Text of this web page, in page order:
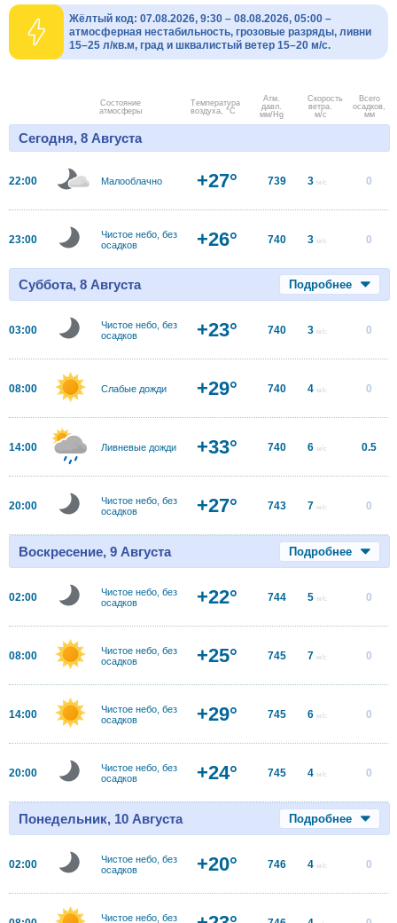
Жёлтый код: 07.08.2026, 9:30 – 08.08.2026, 05:00 –
атмосферная нестабильность, грозовые разряды, ливни
15–25 л/кв.м, град и шквалистый ветер 15–20 м/с.
Состояние
атмосферы
Температура
воздуха, °C
Атм.
давл.
мм/Hg
Скорость
ветра.
м/с
Всего
осадков,
мм
Сегодня, 8 Августа
22:00 Малооблачно +27° 739 3 м/с 0
23:00
Чистое небо, без
осадков
+26° 740 3 м/с 0
Суббота, 8 Августа Подробнее
03:00
Чистое небо, без
осадков
+23° 740 3 м/с 0
08:00 Слабые дожди +29° 740 4 м/с 0
14:00 Ливневые дожди +33° 740 6 м/с 0.5
20:00
Чистое небо, без
осадков
+27° 743 7 м/с 0
Воскресение, 9 Августа Подробнее
02:00
Чистое небо, без
осадков
+22° 744 5 м/с 0
08:00
Чистое небо, без
осадков
+25° 745 7 м/с 0
14:00
Чистое небо, без
осадков
+29° 745 6 м/с 0
20:00
Чистое небо, без
осадков
+24° 745 4 м/с 0
Понедельник, 10 Августа Подробнее
02:00
Чистое небо, без
осадков
+20° 746 4 м/с 0
Чистое небо, без